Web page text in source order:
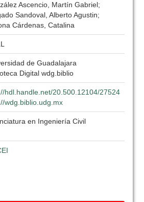
Ascencio, Martín Gabriel;
Sandoval, Alberto Agustin;
Cárdenas, Catalina
de Guadalajara
Digital wdg.biblio
hdl.handle.net/20.500.12104/27524
wdg.biblio.udg.mx
en Ingeniería Civil